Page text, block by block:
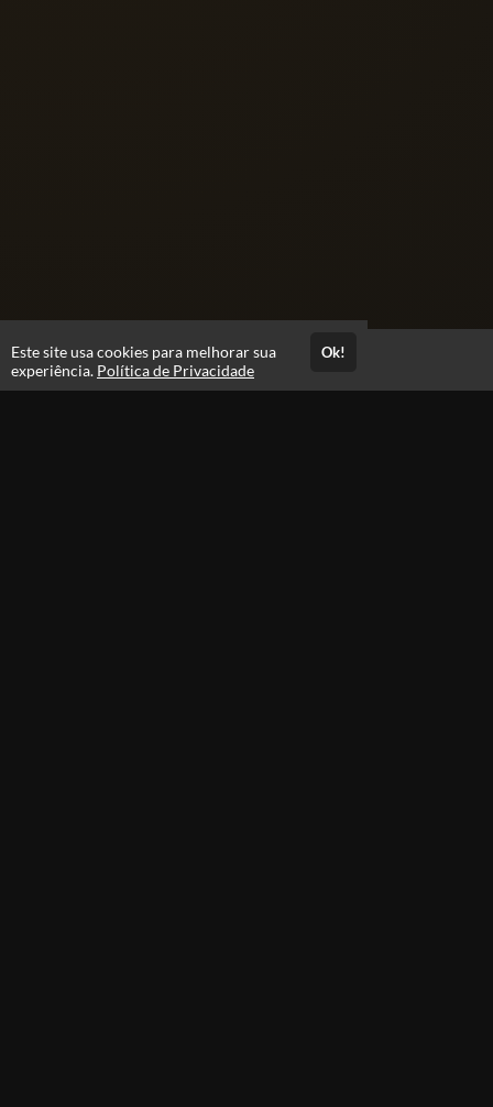
Acesso por 1 mês
Este site usa cookies para melhorar sua
experiência. Política de Privacidade
Ok!